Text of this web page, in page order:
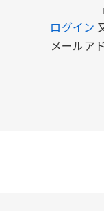
ログイン
メールア